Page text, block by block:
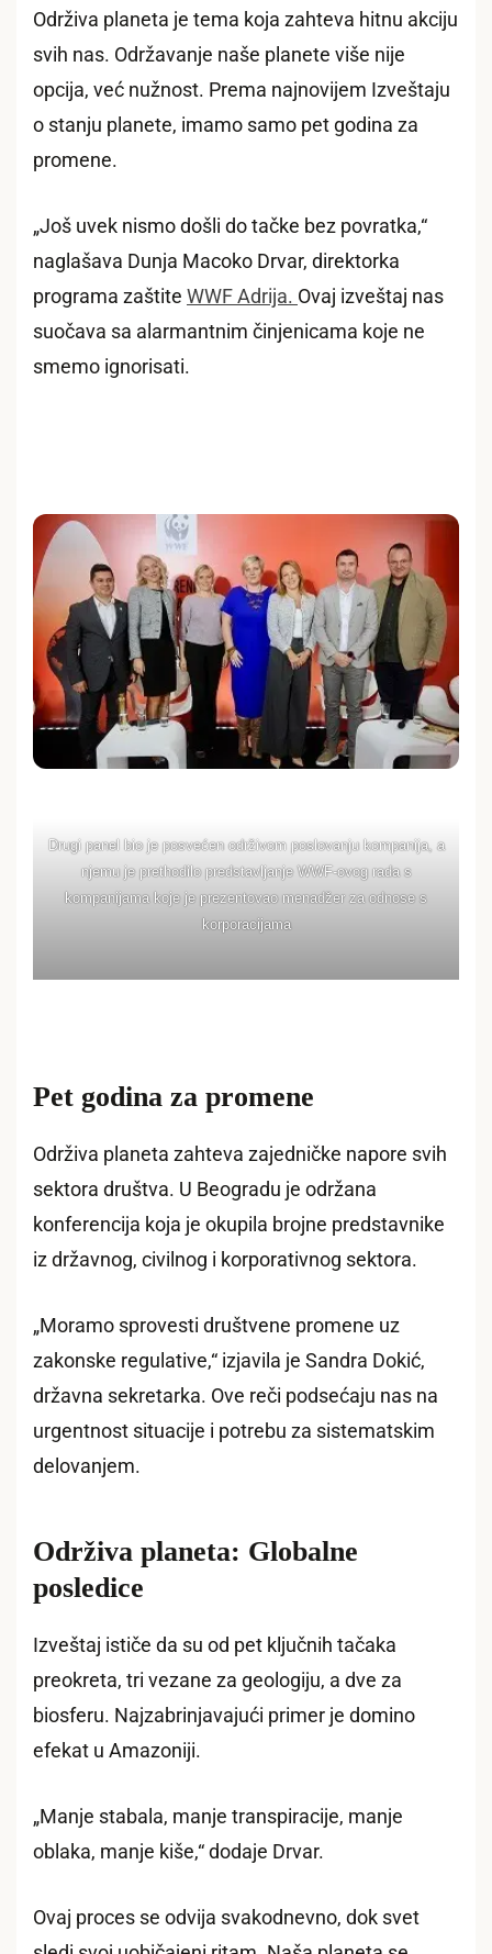
Održiva planeta je tema koja zahteva hitnu akciju
svih nas. Održavanje naše planete više nije
opcija, već nužnost. Prema najnovijem Izveštaju
o stanju planete, imamo samo pet godina za
promene.
„Još uvek nismo došli do tačke bez povratka,“
naglašava Dunja Macoko Drvar, direktorka
programa zaštite WWF Adrija. Ovaj izveštaj nas
suočava sa alarmantnim činjenicama koje ne
smemo ignorisati.
Drugi panel bio je posvećen održivom poslovanju kompanija, a
njemu je prethodilo predstavljanje WWF-ovog rada s
kompanijama koje je prezentovao menadžer za odnose s
korporacijama
Pet godina za promene
Održiva planeta zahteva zajedničke napore svih
sektora društva. U Beogradu je održana
konferencija koja je okupila brojne predstavnike
iz državnog, civilnog i korporativnog sektora.
„Moramo sprovesti društvene promene uz
zakonske regulative,“ izjavila je Sandra Dokić,
državna sekretarka. Ove reči podsećaju nas na
urgentnost situacije i potrebu za sistematskim
delovanjem.
Održiva planeta: Globalne
posledice
Izveštaj ističe da su od pet ključnih tačaka
preokreta, tri vezane za geologiju, a dve za
biosferu. Najzabrinjavajući primer je domino
efekat u Amazoniji.
„Manje stabala, manje transpiracije, manje
oblaka, manje kiše,“ dodaje Drvar.
Ovaj proces se odvija svakodnevno, dok svet